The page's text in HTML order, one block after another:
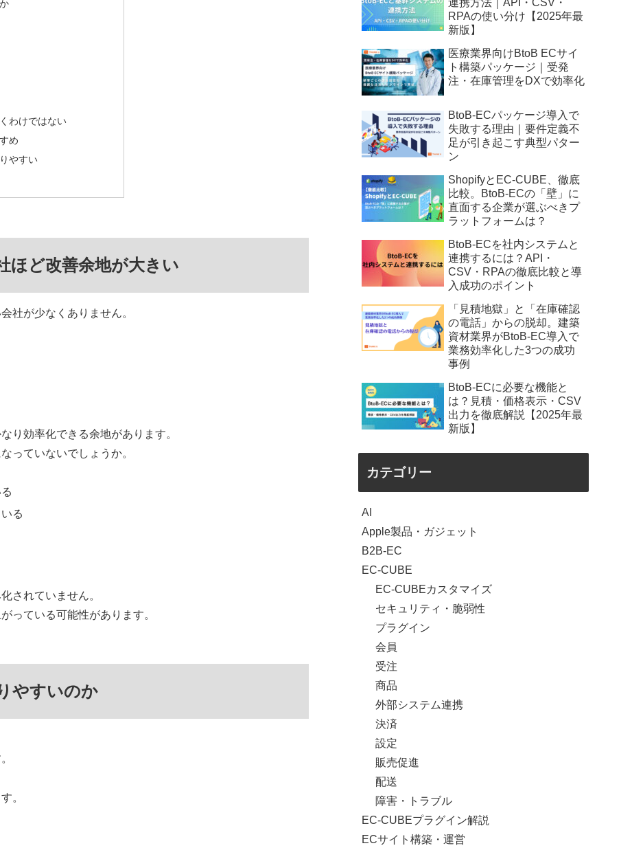
わけではない
め
やすい
ほど改善余地が大きい
社が少なくありません。
り効率化できる余地があります。
っていないでしょうか。
る
されていません。
っている可能性があります。
やすいのか
。
RPAの使い分け【2025年最
新版】
医療業界向けBtoB ECサイ
ト構築パッケージ｜受発
注・在庫管理をDXで効率化
BtoB-ECパッケージ導入で
失敗する理由｜要件定義不
足が引き起こす典型パター
ン
ShopifyとEC-CUBE、徹底
比較。BtoB-ECの「壁」に
直面する企業が選ぶべきプ
ラットフォームは？
BtoB-ECを社内システムと
連携するには？API・
CSV・RPAの徹底比較と導
入成功のポイント
「見積地獄」と「在庫確認
の電話」からの脱却。建築
資材業界がBtoB-EC導入で
業務効率化した3つの成功
事例
BtoB-ECに必要な機能と
は？見積・価格表示・CSV
出力を徹底解説【2025年最
新版】
カテゴリー
AI
Apple製品・ガジェット
B2B-EC
EC-CUBE
EC-CUBEカスタマイズ
セキュリティ・脆弱性
プラグイン
会員
受注
商品
外部システム連携
決済
設定
販売促進
配送
障害・トラブル
EC-CUBEプラグイン解説
ECサイト構築・運営